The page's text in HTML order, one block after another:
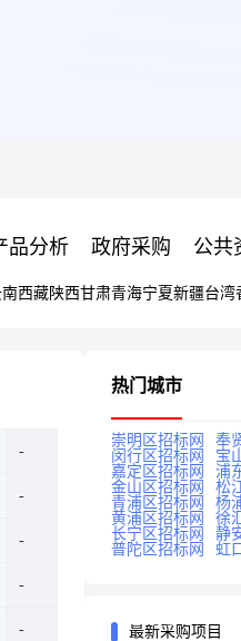
品分析 政府采购 公共
西藏陕西甘肃青海宁夏新疆台湾
热门城市
崇明区招标网
奉
闵行区招标网
宝
嘉定区招标网
浦
金山区招标网
松
青浦区招标网
杨
黄浦区招标网
徐
长宁区招标网
静
普陀区招标网
虹
最新采购项目